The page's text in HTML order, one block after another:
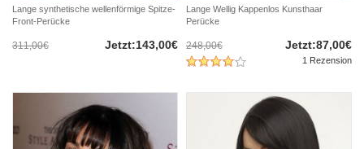
Lange synthetische wellenförmige Spitze-
Front-Perücke
311,00€ Jetzt:143,00€
Lange Wellig Kappenlos Kunsthaar
Perücke
248,00€ Jetzt:87,00€
1 Rezension